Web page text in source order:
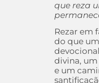
que reza
Rezar em
do que
divina,
e um